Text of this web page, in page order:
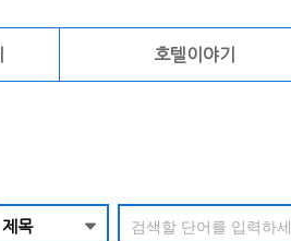
호텔이야기